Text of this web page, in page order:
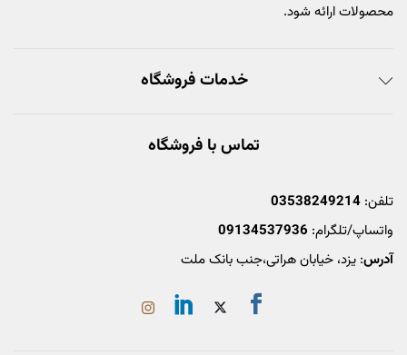
محصولات ارائه شود.
خدمات فروشگاه
تماس با فروشگاه
تلفن: 03538249214
واتساپ/تلگرام: 09134537936
آدرس: یزد، خیابان هراتی،جنب بانک ملت